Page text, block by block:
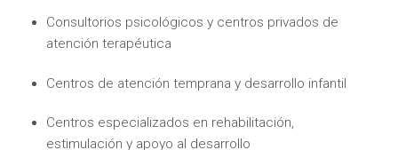
Consultorios psicológicos y centros privados de
atención terapéutica
Centros de atención temprana y desarrollo infantil
Centros especializados en rehabilitación,
estimulación y apoyo al desarrollo